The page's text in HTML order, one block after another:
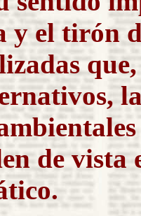
y el tirón
de vista